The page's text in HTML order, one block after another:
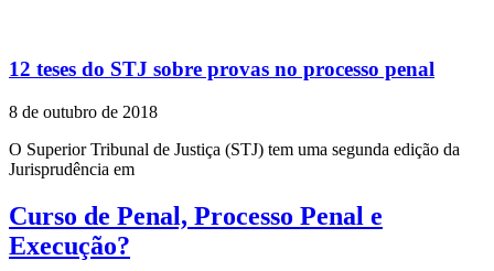
12 teses do STJ sobre provas no processo penal
8 de outubro de 2018
O Superior Tribunal de Justiça (STJ) tem uma segunda edição da
Jurisprudência em
Curso de Penal, Processo Penal e
Execução?